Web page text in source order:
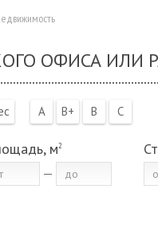
ОФИСА ИЛИ
A B+ B C
м2